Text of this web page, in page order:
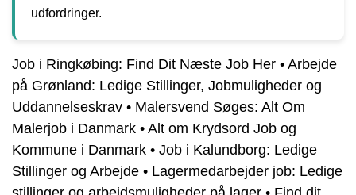
udfordringer.
Job i Ringkøbing: Find Dit Næste Job Her • Arbejde
på Grønland: Ledige Stillinger, Jobmuligheder og
Uddannelseskrav • Malersvend Søges: Alt Om
Malerjob i Danmark • Alt om Krydsord Job og
Kommune i Danmark • Job i Kalundborg: Ledige
Stillinger og Arbejde • Lagermedarbejder job: Ledige